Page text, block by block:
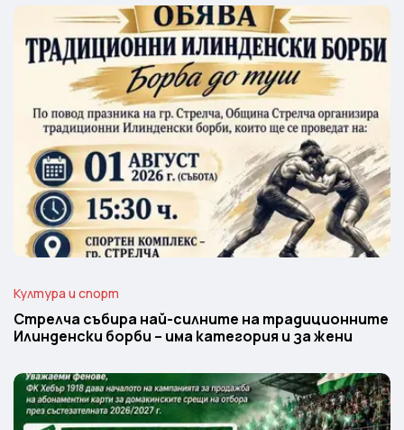
Култура и спорт
Стрелча събира най-силните на традиционните
Илинденски борби – има категория и за жени